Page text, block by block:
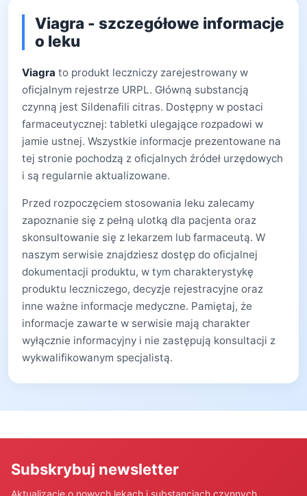
Viagra - szczegółowe informacje
o leku
Viagra to produkt leczniczy zarejestrowany w
oficjalnym rejestrze URPL. Główną substancją
czynną jest Sildenafili citras. Dostępny w postaci
farmaceutycznej: tabletki ulegające rozpadowi w
jamie ustnej. Wszystkie informacje prezentowane na
tej stronie pochodzą z oficjalnych źródeł urzędowych
i są regularnie aktualizowane.
Przed rozpoczęciem stosowania leku zalecamy
zapoznanie się z pełną ulotką dla pacjenta oraz
skonsultowanie się z lekarzem lub farmaceutą. W
naszym serwisie znajdziesz dostęp do oficjalnej
dokumentacji produktu, w tym charakterystykę
produktu leczniczego, decyzje rejestracyjne oraz
inne ważne informacje medyczne. Pamiętaj, że
informacje zawarte w serwisie mają charakter
wyłącznie informacyjny i nie zastępują konsultacji z
wykwalifikowanym specjalistą.
Subskrybuj newsletter
Aktualizacje o nowych lekach i substancjach czynnych